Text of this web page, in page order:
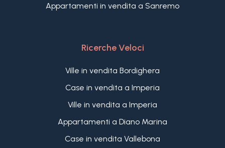
Appartamenti in vendita a Sanremo
Ricerche Veloci
Ville in vendita Bordighera
Case in vendita a Imperia
Ville in vendita a Imperia
Appartamenti a Diano Marina
Case in vendita Vallebona